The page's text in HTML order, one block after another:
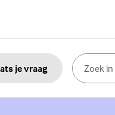
je vraag